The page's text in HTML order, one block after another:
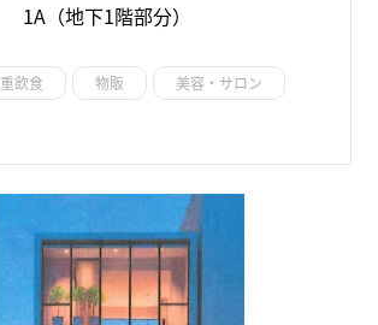
1A（地下1階部分）
重飲食 物販
美容・サロン